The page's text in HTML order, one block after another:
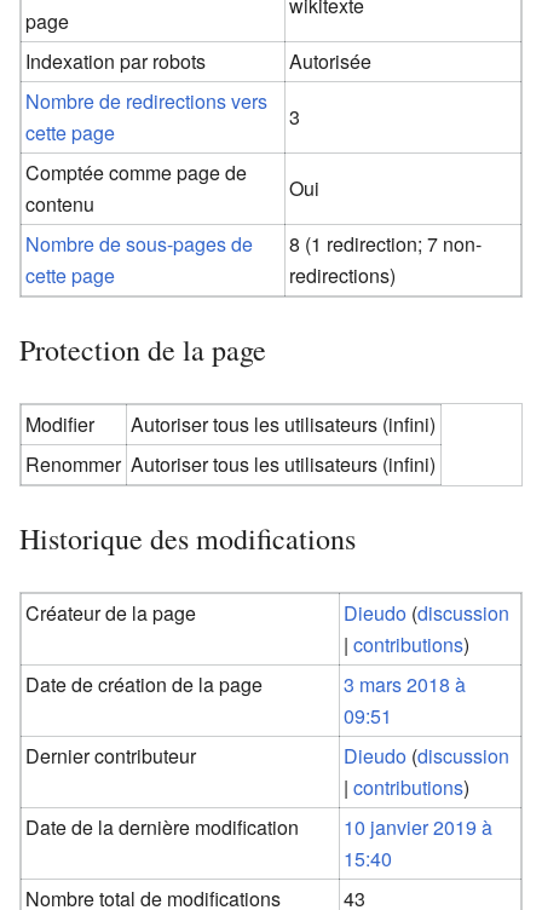
page
Indexation par robots
Autorisée
Nombre de redirections vers
cette page
3
Comptée comme page de
contenu
Oui
Nombre de sous-pages de
cette page
8 (1 redirection; 7 non-
redirections)
Protection de la page
Modifier
Autoriser tous les utilisateurs (infini)
Renommer Autoriser tous les utilisateurs (infini)
Historique des modifications
Créateur de la page Dieudo (discussion
|contributions)
Date de création de la page
3 mars 2018 à
09:51
Dernier contributeur
Dieudo (discussion
|contributions)
Date de la dernière modification
10 janvier 2019 à
15:40
Nombre total de modifications
43